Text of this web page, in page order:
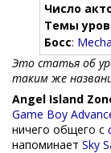
Число
Темы
Босс:
Это статья об
таким же
Angel Island
Game Boy
ничего общего с
напоминает Sky